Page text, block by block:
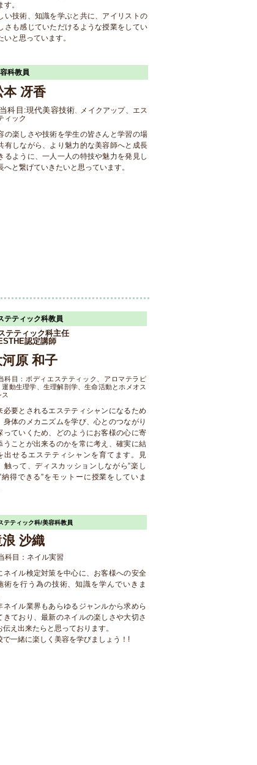
す。
い技術、知識を学ぶと共に、アイリストの
さも感じていただけるような授業をしてい
いと思っています。
科教員
本 冴香
科目:現代美容技術、
メイクアップ、エス
ィック
の楽しさや技術を学生の皆さんと学習の場
有しながら、より魅力的な美容師へと成長
るように、一人一人の特技や魅力を発見し
へと繋げていきたいと思っています。
テティック科教員
テティック科主任
認定講師
河原 和子
科目：ボディエステティック、アロマテラピ
運動生理学、生理解剖学、生命活動とホメオス
ス
必要とされるエステティシャンになるため
身体のメカニズムを学び、心とのつながり
っていくため、どのようにお客様の心に寄
うことが出来るのかを常に考え、確実に結
出せるエステティシャンを育てます。見
触って、ディスカッションしながら”楽し
納得できる”をモットーに授業をしていま
テティック科/美容科教員
沙織
科目：ネイル実習
ネイル検定対策を中心に、お客様への安全
術を行う為の技術、知識を学んでいきま
ネイル業界もあらゆるジャンルから求めら
きており、最新のネイルの楽しさや大切さ
伝え出来たらと思っております。
で一緒に楽しく美容を学びましょう！!